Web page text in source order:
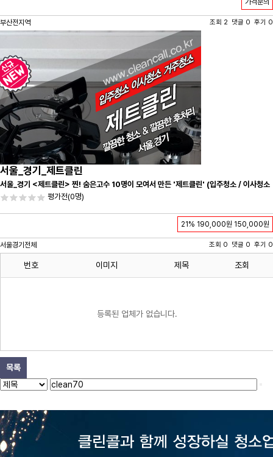
가격문의
부산전지역 조회 2 댓글 0 후기 0
서울_경기_제트클린
서울_경기 <제트클린> 찐! 숨은고수 10명이 모여서 만든 '제트클린' (입주청소 / 이사청소
/ 줄눈시공) 항상 꼼꼼하게 친절하게 응대하겠습니다^-^
평가전(0명)
21% 190,000원 150,000원
서울경기전체 조회 0 댓글 0 후기 0
번호 이미지 제목 조회
등록된 업체가 없습니다.
목록